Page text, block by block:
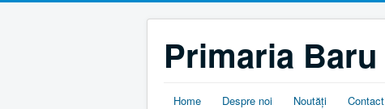
Primaria Baru
Home Despre noi Noutăţi Contact